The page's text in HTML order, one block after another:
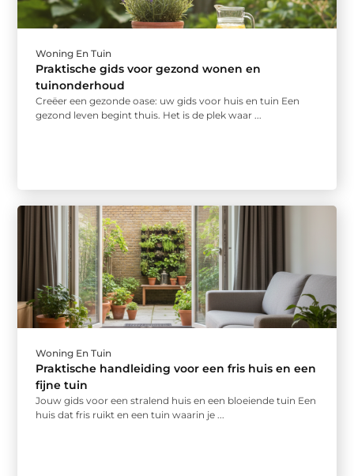
Woning En Tuin
Praktische gids voor gezond wonen en
tuinonderhoud
Creëer een gezonde oase: uw gids voor huis en tuin Een
gezond leven begint thuis. Het is de plek waar ...
Woning En Tuin
Praktische handleiding voor een fris huis en een
fijne tuin
Jouw gids voor een stralend huis en een bloeiende tuin Een
huis dat fris ruikt en een tuin waarin je ...